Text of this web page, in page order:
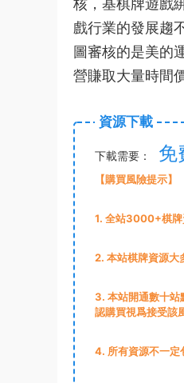
核，基棋牌遊戲
戲行業的發展趨
圖審核的是美的
營賺取大量時間
資源下載
下載需要： 免
【購買風險提示】
1. 全站3000+棋牌
2. 本站棋牌資源大
3. 本站開通數十
認購買視爲接受該
4. 所有資源不一定